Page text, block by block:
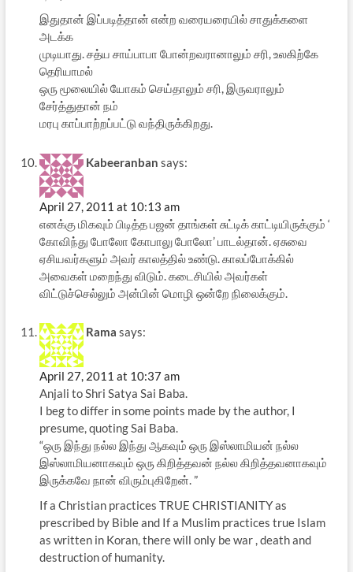
இதுதான் இப்படித்தான் என்ற வரையரையில் சாதுக்களை
அடக்க
முடியாது. சத்ய சாய்பாபா போன்றவரானாலும் சரி, உலகிற்கே
தெரியாமல்
ஒரு மூலையில் யோகம் செய்தாலும் சரி, இருவராலும்
சேர்த்துதான் நம்
மரபு காப்பாற்றப்பட்டு வந்திருக்கிறது.
Kabeeranban says:
April 27, 2011 at 10:13 am
எனக்கு மிகவும் பிடித்த பஜன் தாங்கள் சுட்டிக் காட்டியிருக்கும் ‘
கோவிந்து போலோ கோபாலு போலோ’ பாடல்தான். ஏசுவை
ஏசியவர்களும் அவர் காலத்தில் உண்டு. காலப்போக்கில்
அவைகள் மறைந்து விடும். கடைசியில் அவர்கள்
விட்டுச்செல்லும் அன்பின் மொழி ஒன்றே நிலைக்கும்.
Rama says:
April 27, 2011 at 10:37 am
Anjali to Shri Satya Sai Baba.
I beg to differ in some points made by the author, I
presume, quoting Sai Baba.
“ஒரு இந்து நல்ல இந்து ஆகவும் ஒரு இஸ்லாமியன் நல்ல
இஸ்லாமியனாகவும் ஒரு கிறித்தவன் நல்ல கிறித்தவனாகவும்
இருக்கவே நான் விரும்புகிறேன். ”
If a Christian practices TRUE CHRISTIANITY as
prescribed by Bible and If a Muslim practices true Islam
as written in Koran, there will only be war , death and
destruction of humanity.